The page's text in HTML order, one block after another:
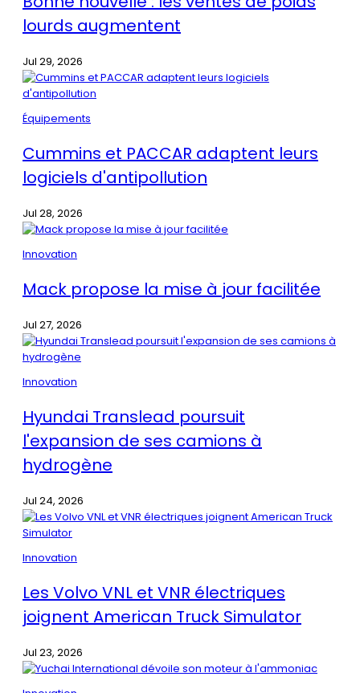
lourds augmentent
Jul 29, 2026
Équipements
Cummins et PACCAR adaptent leurs
logiciels d'antipollution
Jul 28, 2026
Innovation
Mack propose la mise à jour facilitée
Jul 27, 2026
Innovation
Hyundai Translead poursuit
l'expansion de ses camions à
hydrogène
Jul 24, 2026
Innovation
Les Volvo VNL et VNR électriques
joignent American Truck Simulator
Jul 23, 2026